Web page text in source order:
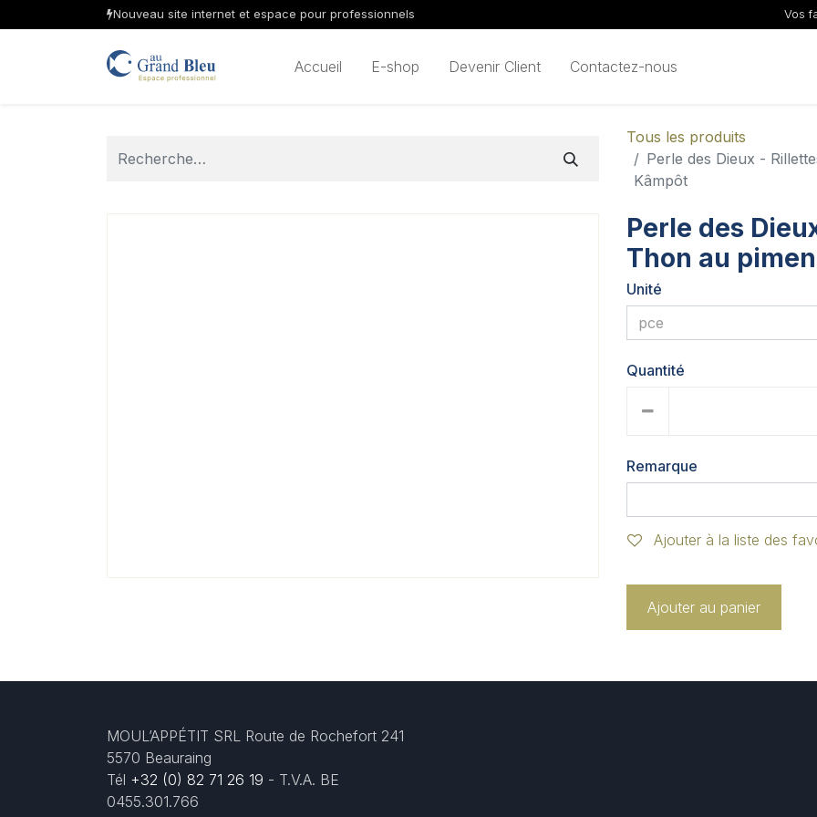
Nouveau site internet et espace pour professionnels Vos
Accueil E-shop Devenir Client Contactez-nous
Tous les produits
Perle des Dieux -
Kâmpôt
Perle des
Thon au
Unité
Quantité
Remarque
Ajouter à la liste des
Ajouter au panier
MOUL’APPÉTIT SRL Route de Rochefort 241
5570 Beauraing
Tél +32 (0) 82 71 26 19 - T.V.A. BE
0455.301.766